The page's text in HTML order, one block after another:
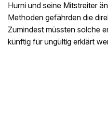
Hurni und seine Mitstreiter
Methoden gefährden die
Zumindest müssten solche
künftig für ungültig erklärt